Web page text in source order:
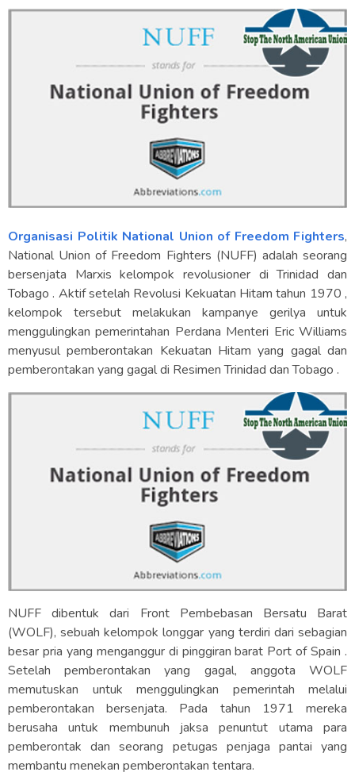
Organisasi Politik National Union of Freedom Fighters,
National Union of Freedom Fighters (NUFF) adalah seorang
bersenjata Marxis kelompok revolusioner di Trinidad dan
Tobago . Aktif setelah Revolusi Kekuatan Hitam tahun 1970 ,
kelompok tersebut melakukan kampanye gerilya untuk
menggulingkan pemerintahan Perdana Menteri Eric Williams
menyusul pemberontakan Kekuatan Hitam yang gagal dan
pemberontakan yang gagal di Resimen Trinidad dan Tobago .
NUFF dibentuk dari Front Pembebasan Bersatu Barat
(WOLF), sebuah kelompok longgar yang terdiri dari sebagian
besar pria yang menganggur di pinggiran barat Port of Spain .
Setelah pemberontakan yang gagal, anggota WOLF
memutuskan untuk menggulingkan pemerintah melalui
pemberontakan bersenjata. Pada tahun 1971 mereka
berusaha untuk membunuh jaksa penuntut utama para
pemberontak dan seorang petugas penjaga pantai yang
membantu menekan pemberontakan tentara.